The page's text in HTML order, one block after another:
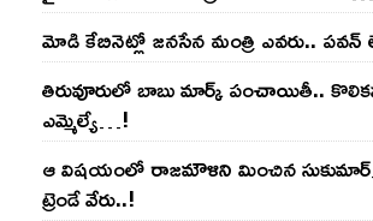
మోడి కేబినెట్లో జ‌నసేన మంత్రి ఎవ‌రు.. ప‌వ‌న్
తిరువూరులో బాబు మార్క్ పంచాయితీ..
ఎమ్మెల్యే…!
ఆ విష‌యంలో రాజ‌మౌళిని మించిన
ట్రెండే వేరు..!